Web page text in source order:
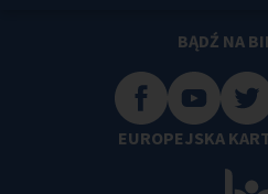
BĄDŹ NA
EUROPEJSKA